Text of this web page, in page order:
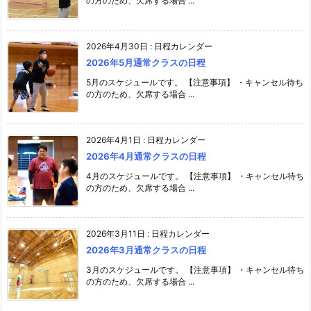
2026年4月30日 : 日程カレンダー
2026年5月通常クラスの日程
5月のスケジュールです。 【注意事項】 ・キャンセル待ち
の方のため、欠席する場合 ...
2026年4月1日 : 日程カレンダー
2026年4月通常クラスの日程
4月のスケジュールです。 【注意事項】 ・キャンセル待ち
の方のため、欠席する場合 ...
2026年3月11日 : 日程カレンダー
2026年3月通常クラスの日程
3月のスケジュールです。 【注意事項】 ・キャンセル待ち
の方のため、欠席する場合 ...